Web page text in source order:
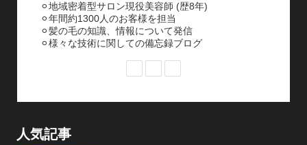
⚪︎地域密着型サロン現役美容師 (歴8年)
⚪︎年間約1300人のお客様を担当
⚪︎髪の毛の知識、情報について発信
⚪︎様々な技術に関しての備忘録ブログ
人気記事